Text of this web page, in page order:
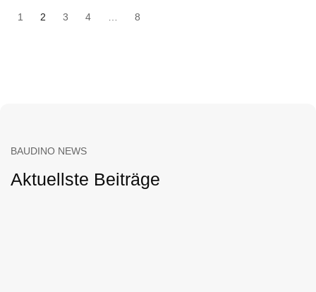
1 2 3 4 8
BAUDINO NEWS
Aktuellste Beiträge